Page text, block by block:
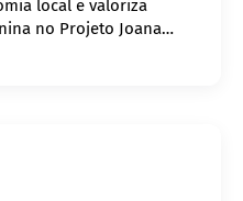
local e valoriza
no Projeto Joana